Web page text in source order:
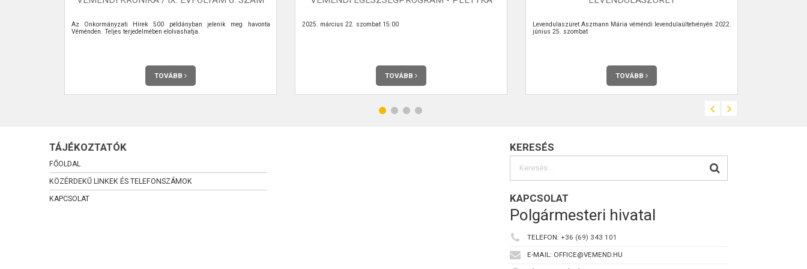
Az Önkormányzati Hírek 500 példányban jelenik meg havonta
Véménden. Teljes terjedelmében elolvashatja.
TOVÁBB
2025. március 22. szombat 15:00
TOVÁBB
Levendulaszüret Aszmann Mária véméndi levendulaültetvényén 2022.
június 25. szombat
TOVÁBB
TÁJÉKOZTATÓK
FŐOLDAL
KÖZÉRDEKŰ LINKEK ÉS TELEFONSZÁMOK
KAPCSOLAT
KERESÉS
KAPCSOLAT
Polgármesteri hivatal
TELEFON: +36 (69) 343 101
E-MAIL: OFFICE@VEMEND.HU